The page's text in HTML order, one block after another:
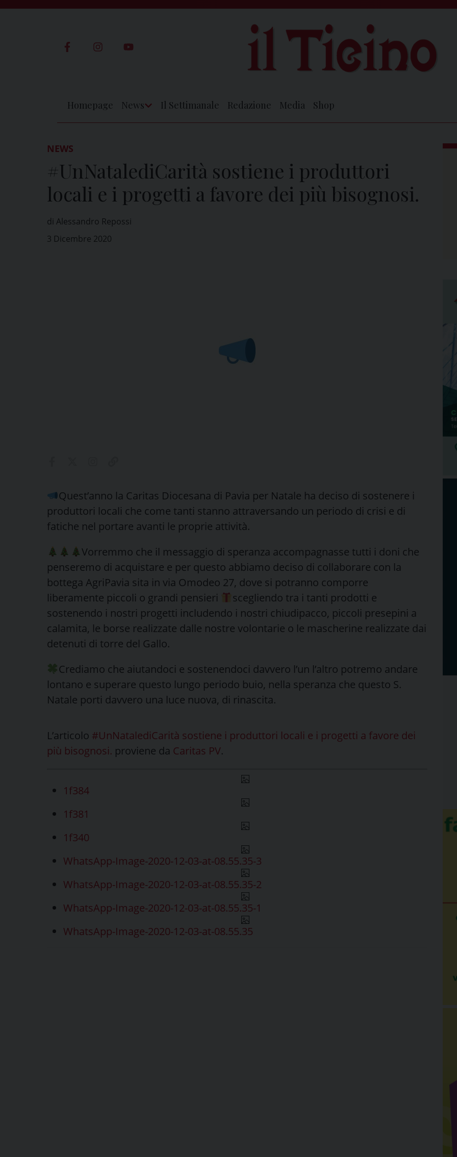
Homepage News Il Settimanale Redazione Media Shop
NEWS
#UnNatalediCarità sostiene i produttori
locali e i progetti a favore dei più bisognosi.
di Alessandro Repossi
3 Dicembre 2020
Quest’anno la Caritas Diocesana di Pavia per Natale ha deciso di sostenere i
produttori locali che come tanti stanno attraversando un periodo di crisi e di
fatiche nel portare avanti le proprie attività.
Vorremmo che il messaggio di speranza accompagnasse tutti i doni che
penseremo di acquistare e per questo abbiamo deciso di collaborare con la
bottega AgriPavia sita in via Omodeo 27, dove si potranno comporre
liberamente piccoli o grandi pensieri
scegliendo tra i tanti prodotti e
sostenendo i nostri progetti includendo i nostri chiudipacco, piccoli presepini a
calamita, le borse realizzate dalle nostre volontarie o le mascherine realizzate dai
detenuti di torre del Gallo.
Crediamo che aiutandoci e sostenendoci davvero l’un l’altro potremo andare
lontano e superare questo lungo periodo buio, nella speranza che questo S.
Natale porti davvero una luce nuova, di rinascita.
L’articolo #UnNatalediCarità sostiene i produttori locali e i progetti a favore dei
più bisognosi. proviene da Caritas PV.
1f384
1f381
1f340
WhatsApp-Image-2020-12-03-at-08.55.35-3
WhatsApp-Image-2020-12-03-at-08.55.35-2
WhatsApp-Image-2020-12-03-at-08.55.35-1
WhatsApp-Image-2020-12-03-at-08.55.35